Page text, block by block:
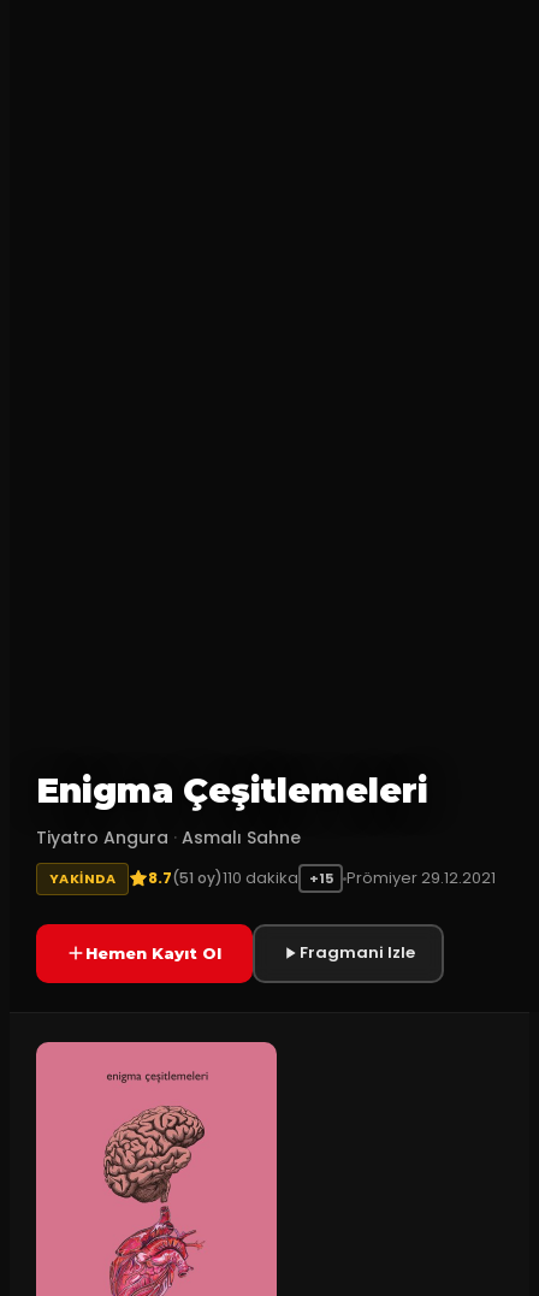
Enigma Çeşitlemeleri
Tiyatro Angura · Asmalı Sahne
YAKINDA 8.7(51 oy)110 dakika +15 Prömiyer 29.12.2021
Hemen Kayıt Ol Fragmani Izle